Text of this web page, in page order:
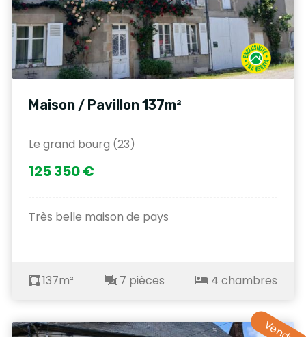
Maison / Pavillon 137m²
Le grand bourg (23)
125 350 €
Très belle maison de pays
137m² 7 pièces 4 chambres